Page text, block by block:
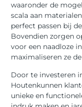
waaronder de
scala aan
perfect passen bij
Bovendien zorgen
voor een naadloze
maximaliseren ze
Door te investeren
Houtenkunnen
unieke en